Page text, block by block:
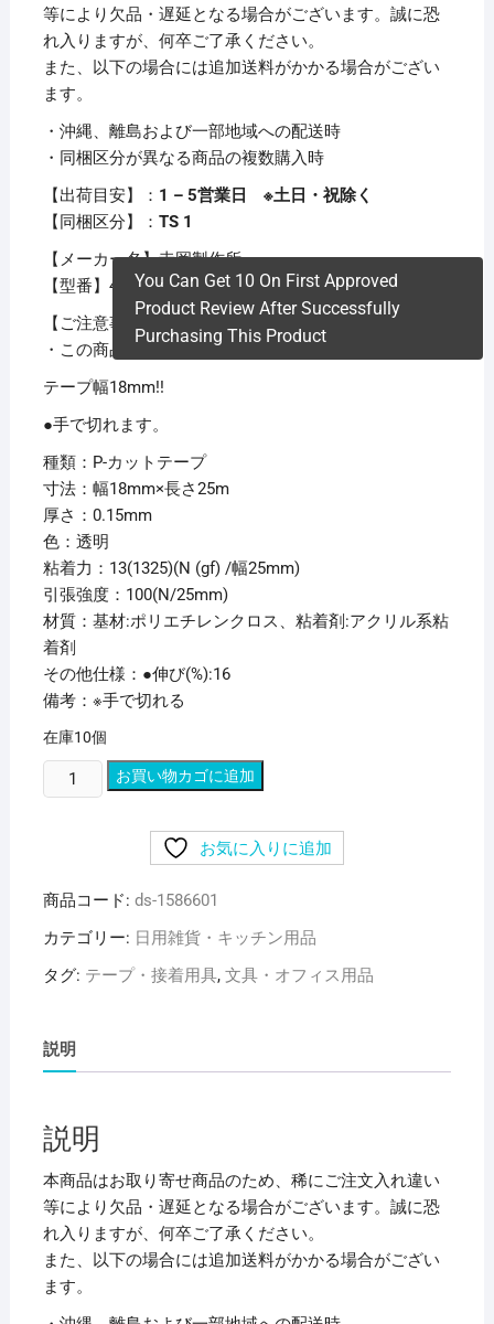
等により欠品・遅延となる場合がございます。誠に恐
れ入りますが、何卒ご了承ください。
また、以下の場合には追加送料がかかる場合がござい
ます。
・沖縄、離島および一部地域への配送時
・同梱区分が異なる商品の複数購入時
【出荷目安】： 1 – 5営業日 ※土日・祝除く
【同梱区分】： TS 1
【メーカー名】寺岡製作所
【型番】4142-18トウメイ
【ご注意事項】
・この商品は下記内容×20セットでお届けします。
テープ幅18mm!!
●手で切れます。
種類：P-カットテープ
寸法：幅18mm×長さ25m
厚さ：0.15mm
色：透明
粘着力：13(1325)(N (gf) /幅25mm)
引張強度：100(N/25mm)
材質：基材:ポリエチレンクロス、粘着剤:アクリル系粘
着剤
その他仕様：●伸び(%):16
備考：※手で切れる
在庫10個
You Can Get 10 On First Approved
Product Review After Successfully
Purchasing This Product
（ま
と
製
作
貼
て
は
る
P-
カ
ッ
ト
テ
ー
お買い物カゴに追加
お気に入りに追加
商品コード: ds-1586601
カテゴリー: 日用雑貨・キッチン用品
タグ: テープ・接着用具, 文具・オフィス用品
説明
説明
本商品はお取り寄せ商品のため、稀にご注文入れ違い
等により欠品・遅延となる場合がございます。誠に恐
れ入りますが、何卒ご了承ください。
また、以下の場合には追加送料がかかる場合がござい
ます。